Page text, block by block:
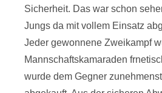
Sicherheit. Das war schon
Jungs da mit vollem Einsatz
Jeder gewonnene Zweikampf
Mannschaftskamaraden
wurde dem Gegner